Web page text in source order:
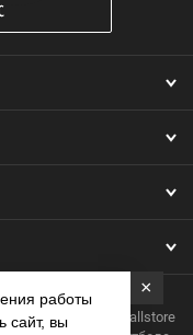
магазин Footballstore
×
работы
сайт, вы